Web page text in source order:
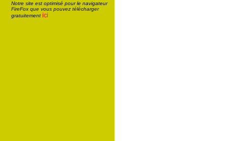
Notre site est optimisé pour le navigateur
FireFox que vous pouvez télécharger
gratuitement ici